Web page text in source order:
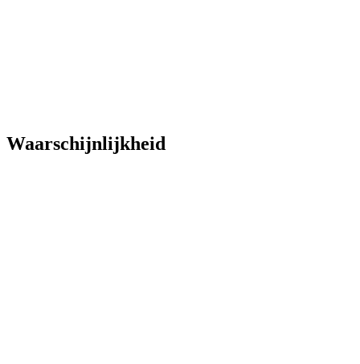
Waarschijnlijkheid